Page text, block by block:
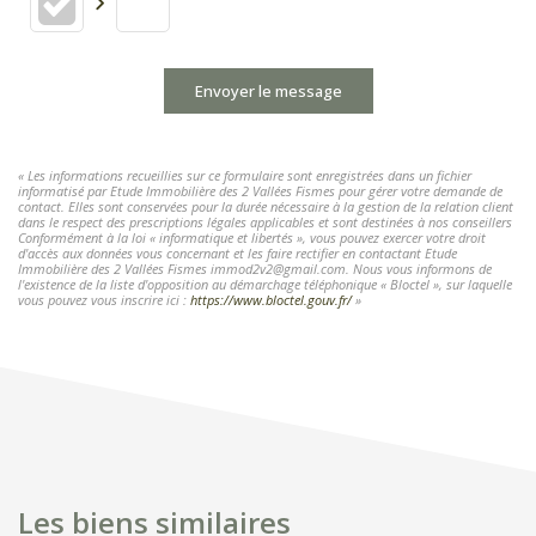
Envoyer le message
« Les informations recueillies sur ce formulaire sont enregistrées dans un fichier
informatisé par Etude Immobilière des 2 Vallées Fismes pour gérer votre demande de
contact. Elles sont conservées pour la durée nécessaire à la gestion de la relation client
dans le respect des prescriptions légales applicables et sont destinées à nos conseillers
Conformément à la loi « informatique et libertés », vous pouvez exercer votre droit
d'accès aux données vous concernant et les faire rectifier en contactant Etude
Immobilière des 2 Vallées Fismes immod2v2@gmail.com. Nous vous informons de
l'existence de la liste d'opposition au démarchage téléphonique « Bloctel », sur laquelle
vous pouvez vous inscrire ici : https://www.bloctel.gouv.fr/»
Les biens similaires